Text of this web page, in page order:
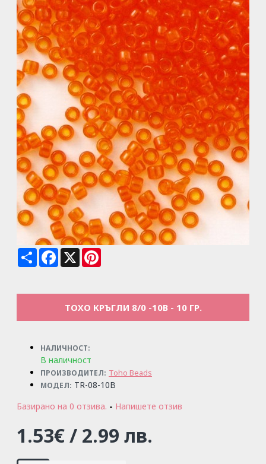
Share Facebook
X
ТОХО КРЪГЛИ 8/0 -10B - 10 ГР.
НАЛИЧНОСТ:
В наличност
ПРОИЗВОДИТЕЛ: Toho Beads
МОДЕЛ: TR-08-10B
Базирано на 0 отзива. - Напишете отзив
1.53€ / 2.99 лв.